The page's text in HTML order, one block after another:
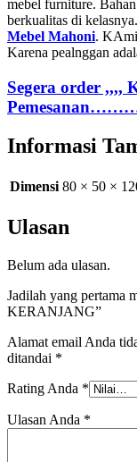
mebel furniture.
berkualitas di
Mebel Mahoni. KAmi
Karena pealnggan
Segera order ,,,,
Informasi
Dimensi 80 × 50 ×
Ulasan
Belum ada ulasan.
Jadilah yang pertama
KERANJANG”
Alamat email Anda
ditandai *
Rating Anda *
Ulasan Anda *